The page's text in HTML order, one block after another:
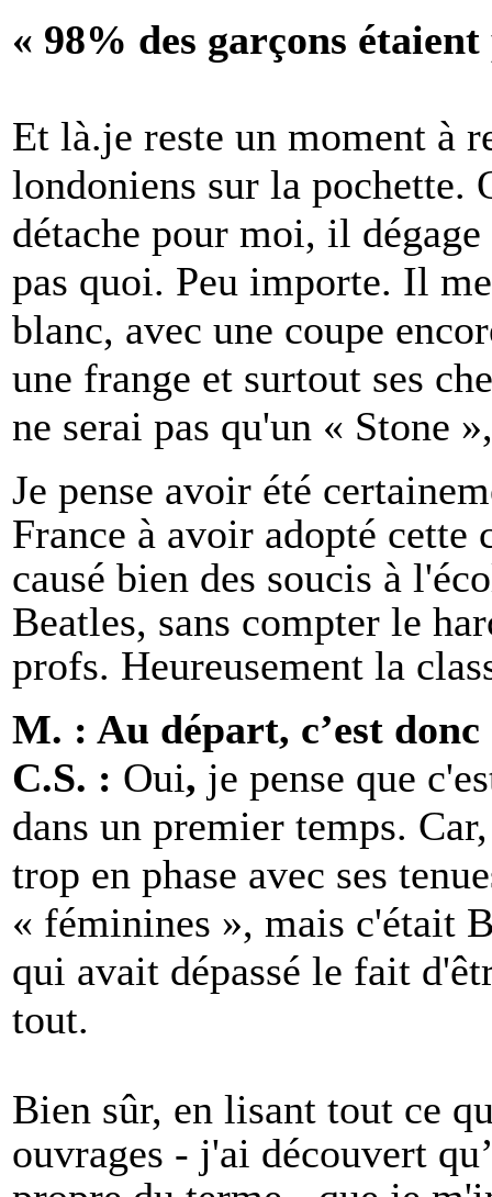
« 98% des garçons
Et là.je reste un moment à
londoniens sur la pochette.
détache pour moi, il
pas quoi. Peu importe. Il
blanc, avec une coupe
une frange et surtout ses
ne serai pas qu'un « Stone
Je pense avoir été
France à avoir adopté
causé bien des soucis à
Beatles, sans compter le
profs. Heureusement la
M. : Au départ, c’est
C.S. : Oui, je pense que
dans un premier temps.
trop en phase avec ses
« féminines », mais c'était
qui avait dépassé le fait
tout.
Bien sûr, en lisant tout ce
ouvrages - j'ai découvert